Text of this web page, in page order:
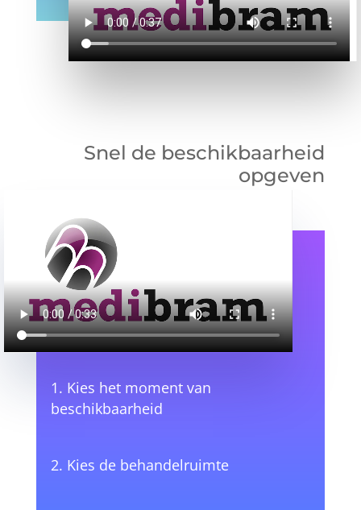
Snel de beschikbaarheid
opgeven
Kies het moment van
beschikbaarheid
Kies de behandelruimte